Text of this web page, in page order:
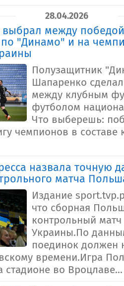
28.04.2026
между
"Динамо" и на
Полузащитник
Шапаренко
между клубным
футболом
Что выберешь:
чемпионов в составе
назвала точную
матча
Издание
что сборная
контрольный
Украины.По
поединок должен
времени.Игра
стадионе во Вроцлаве...